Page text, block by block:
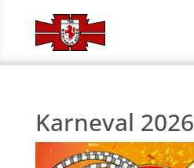
Karneval 2026